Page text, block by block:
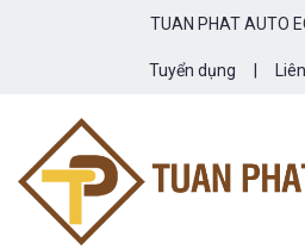
TUAN PHAT AUTO
Tuyển dụng